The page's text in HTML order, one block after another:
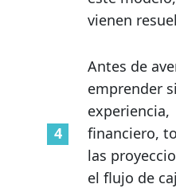
vienen
Antes de
emprender
experiencia,
financiero,
las
el flujo de